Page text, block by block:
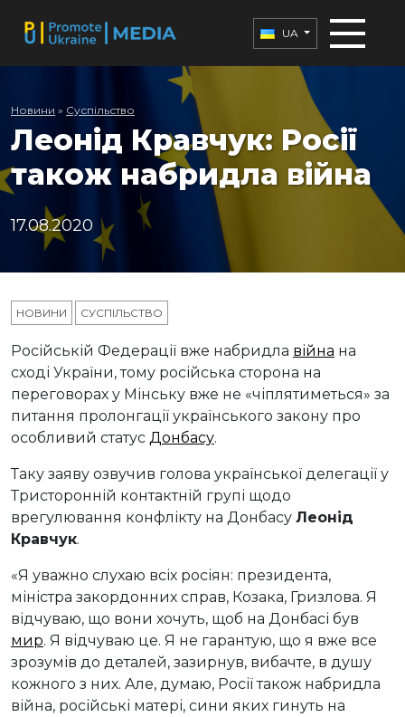
UA
Новини » Суспільство
Леонід Кравчук: Росії
також набридла війна
17.08.2020
НОВИНИ СУСПІЛЬСТВО
Російській Федерації вже набридла війна на
сході України, тому російська сторона на
переговорах у Мінську вже не «чіплятиметься» за
питання пролонгації українського закону про
особливий статус Донбасу.
Таку заяву озвучив голова української делегації у
Тристоронній контактній групі щодо
врегулювання конфлікту на Донбасу Леонід
Кравчук.
«Я уважно слухаю всіх росіян: президента,
міністра закордонних справ, Козака, Гризлова. Я
відчуваю, що вони хочуть, щоб на Донбасі був
мир. Я відчуваю це. Я не гарантую, що я вже все
зрозумів до деталей, зазирнув, вибачте, в душу
кожного з них. Але, думаю, Росії також набридла
війна, російські матері, сини яких гинуть на